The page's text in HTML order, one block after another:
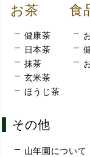
お茶
健康茶
日本茶
抹茶
玄米茶
ほうじ茶
食
その他
山年園について